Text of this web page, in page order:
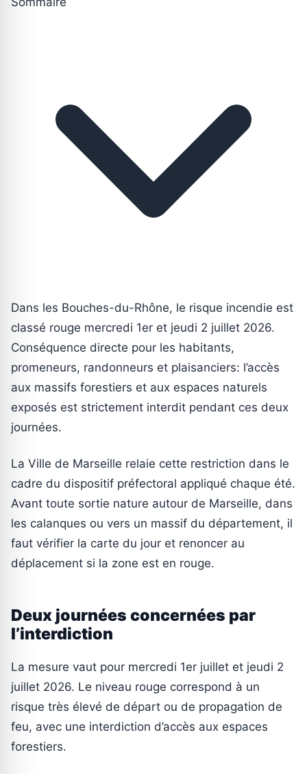
Dans les Bouches-du-Rhône, le risque incendie est
classé rouge mercredi 1er et jeudi 2 juillet 2026.
Conséquence directe pour les habitants,
promeneurs, randonneurs et plaisanciers: l’accès
aux massifs forestiers et aux espaces naturels
exposés est strictement interdit pendant ces deux
journées.
La Ville de Marseille relaie cette restriction dans le
cadre du dispositif préfectoral appliqué chaque été.
Avant toute sortie nature autour de Marseille, dans
les calanques ou vers un massif du département, il
faut vérifier la carte du jour et renoncer au
déplacement si la zone est en rouge.
Deux journées concernées par
l’interdiction
La mesure vaut pour mercredi 1er juillet et jeudi 2
juillet 2026. Le niveau rouge correspond à un
risque très élevé de départ ou de propagation de
feu, avec une interdiction d’accès aux espaces
forestiers.